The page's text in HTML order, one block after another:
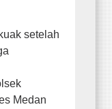
setelah
Medan